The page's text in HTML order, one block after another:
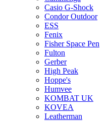
Casio G-Shock
Condor Outdoor
ESS
Fenix
Fisher Space Pen
Fulton
Gerber
High Peak
Hoppe's
Humvee
KOMBAT UK
KOVEA
Leatherman